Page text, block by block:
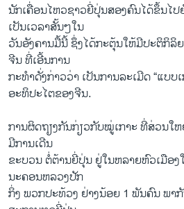
ນັກເຄື່ອນໄຫວຊາວຍີ່ປຸ່ນສອງຄົນໄດ້ຂຶ້ນໄປ
ເປັນເວລາສັ້ນໆໃນ
ວັນອັງຄານມື້ນີ້ ຊຶ່ງໄດ້ກະຕຸ້ນໃຫ້ມີປະຕິກິລິ
ຈີນ ທີ່ເອີ້ນການ
ກະທໍາດັ່ງກ່າວວ່າ ເປັນການລະເມີດ “ແບບ
ອະທິປະໄຕຂອງຈີນ.
ການຜິດຖຽງກັນກ່ຽວກັບໝູ່ເກາະ ທີ່ສ່ວນໃ
ມີການເດີນ
ຂະບວນ ຕໍ່ຕ້ານຍີ່ປຸ່ນ ຢູ່ໃນຫລາຍຫົວເມືອ
ນະຄອນຫລວງປັກ
ກິ່ງ ພວກປະທ້ວງ ຢ່າງນ້ອຍ 1 ພັນຄົນ ພາ